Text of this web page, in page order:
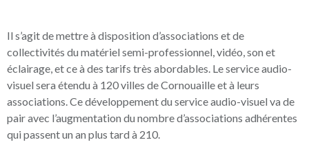
Il s’agit de mettre à disposition d’associations et de
collectivités du matériel semi-professionnel, vidéo, son et
éclairage, et ce à des tarifs très abordables. Le service audio-
visuel sera étendu à 120 villes de Cornouaille et à leurs
associations. Ce développement du service audio-visuel va de
pair avec l’augmentation du nombre d’associations adhérentes
qui passent un an plus tard à 210.